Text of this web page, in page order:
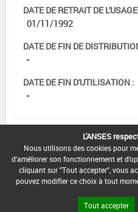
DATE DE RETRAIT DE
01/11/1992
DATE DE FIN DE
-
DATE DE FIN D'UTILISATION :
-
[12705901]
Jeunes plantat.
DOSE MAX
NOMBRE
L'ANSES
Nous utilisons des cookies pour
d'améliorer son fonctionnement et
cliquant sur "Tout accepter", vous
pouvez modifier ce choix à tout
Tout accepter